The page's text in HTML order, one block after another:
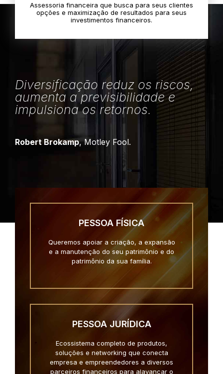
Assessoria financeira que busca para seus clientes
opções e maximização de resultados para seus
investimentos financeiros.
Diversificação reduz os riscos,
aumenta a previsibilidade e
impulsiona os retornos.
Robert Brokamp, Motley Fool.
PESSOA FÍSICA
Queremos apoiar a criação, a expansão
e a manutenção do seu patrimônio e do
patrimônio da sua família.
PESSOA JURÍDICA
Ecossistema completo de produtos,
soluções e networking que conecta
empresa e empreendedores a diversos
parceiros financeiros para alavancar o